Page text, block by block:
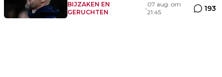
voort te borduren'
BIJZAKEN EN
GERUCHTEN
•
07 aug. om
21:45
193